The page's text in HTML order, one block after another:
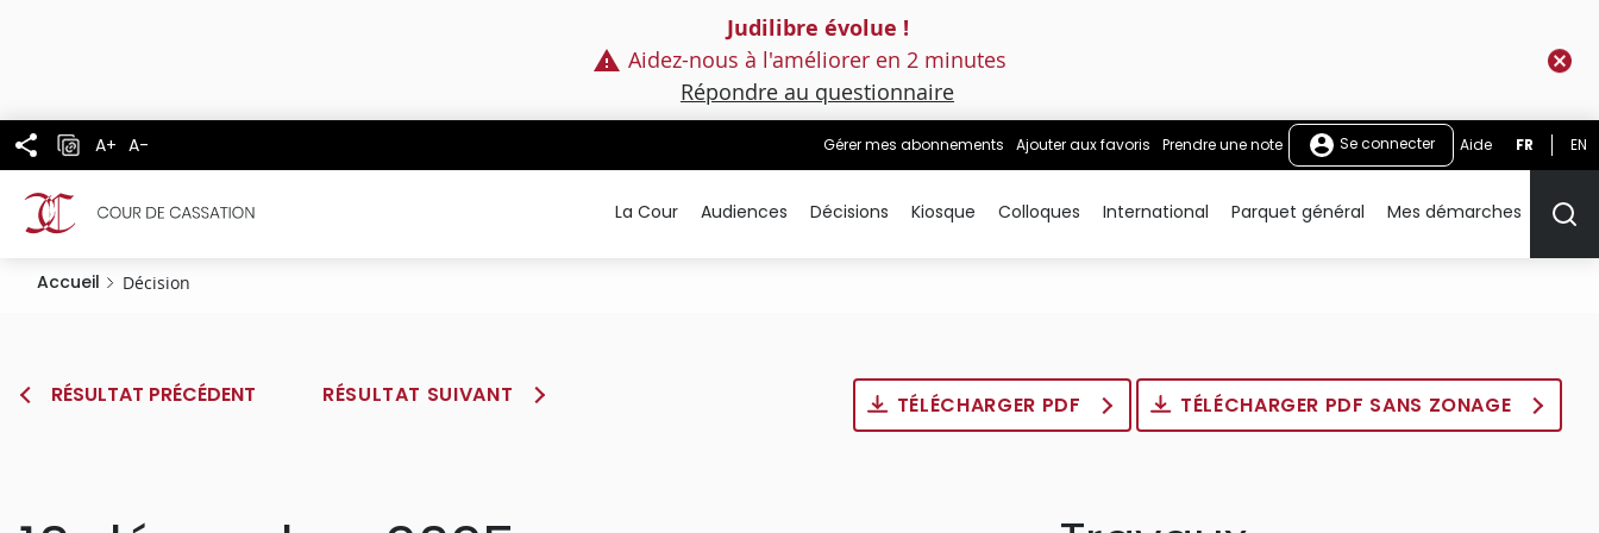
Judilibre évolue !
Aidez-nous à l'améliorer en 2 minutes
Répondre au questionnaire
A+ A- Gérer mes abonnements Ajouter aux favoris Prendre une note Se connecter Aide FR EN
La Cour Audiences Décisions Kiosque Colloques International Parquet général Mes démarches
Accueil Décision
TÉLÉCHARGER PDF TÉLÉCHARGER PDF SANS ZONAGE
RÉSULTAT PRÉCÉDENT RÉSULTAT SUIVANT